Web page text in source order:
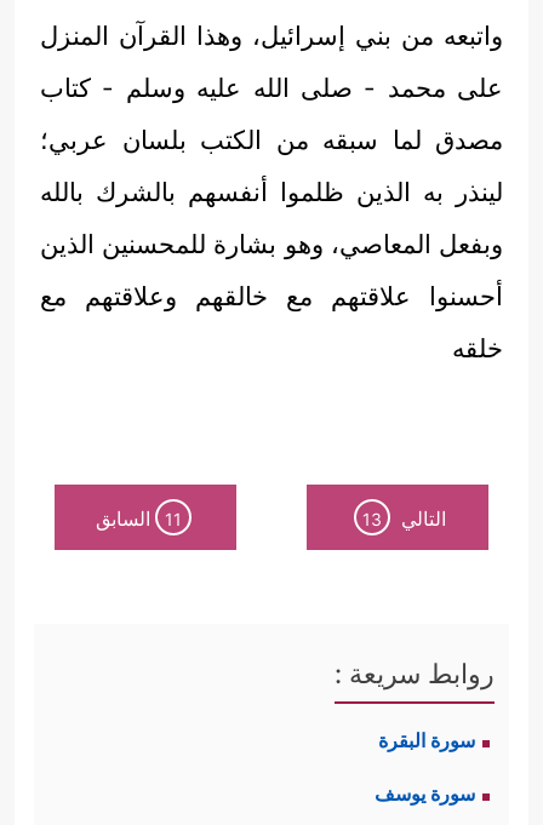
واتبعه من بني إسرائيل، وهذا القرآن المنزل
على محمد - صلى الله عليه وسلم - كتاب
مصدق لما سبقه من الكتب بلسان عربي؛
لينذر به الذين ظلموا أنفسهم بالشرك بالله
وبفعل المعاصي، وهو بشارة للمحسنين الذين
أحسنوا علاقتهم مع خالقهم وعلاقتهم مع
خلقه
التالي 13
11 السابق
روابط سريعة :
سورة البقرة
سورة يوسف